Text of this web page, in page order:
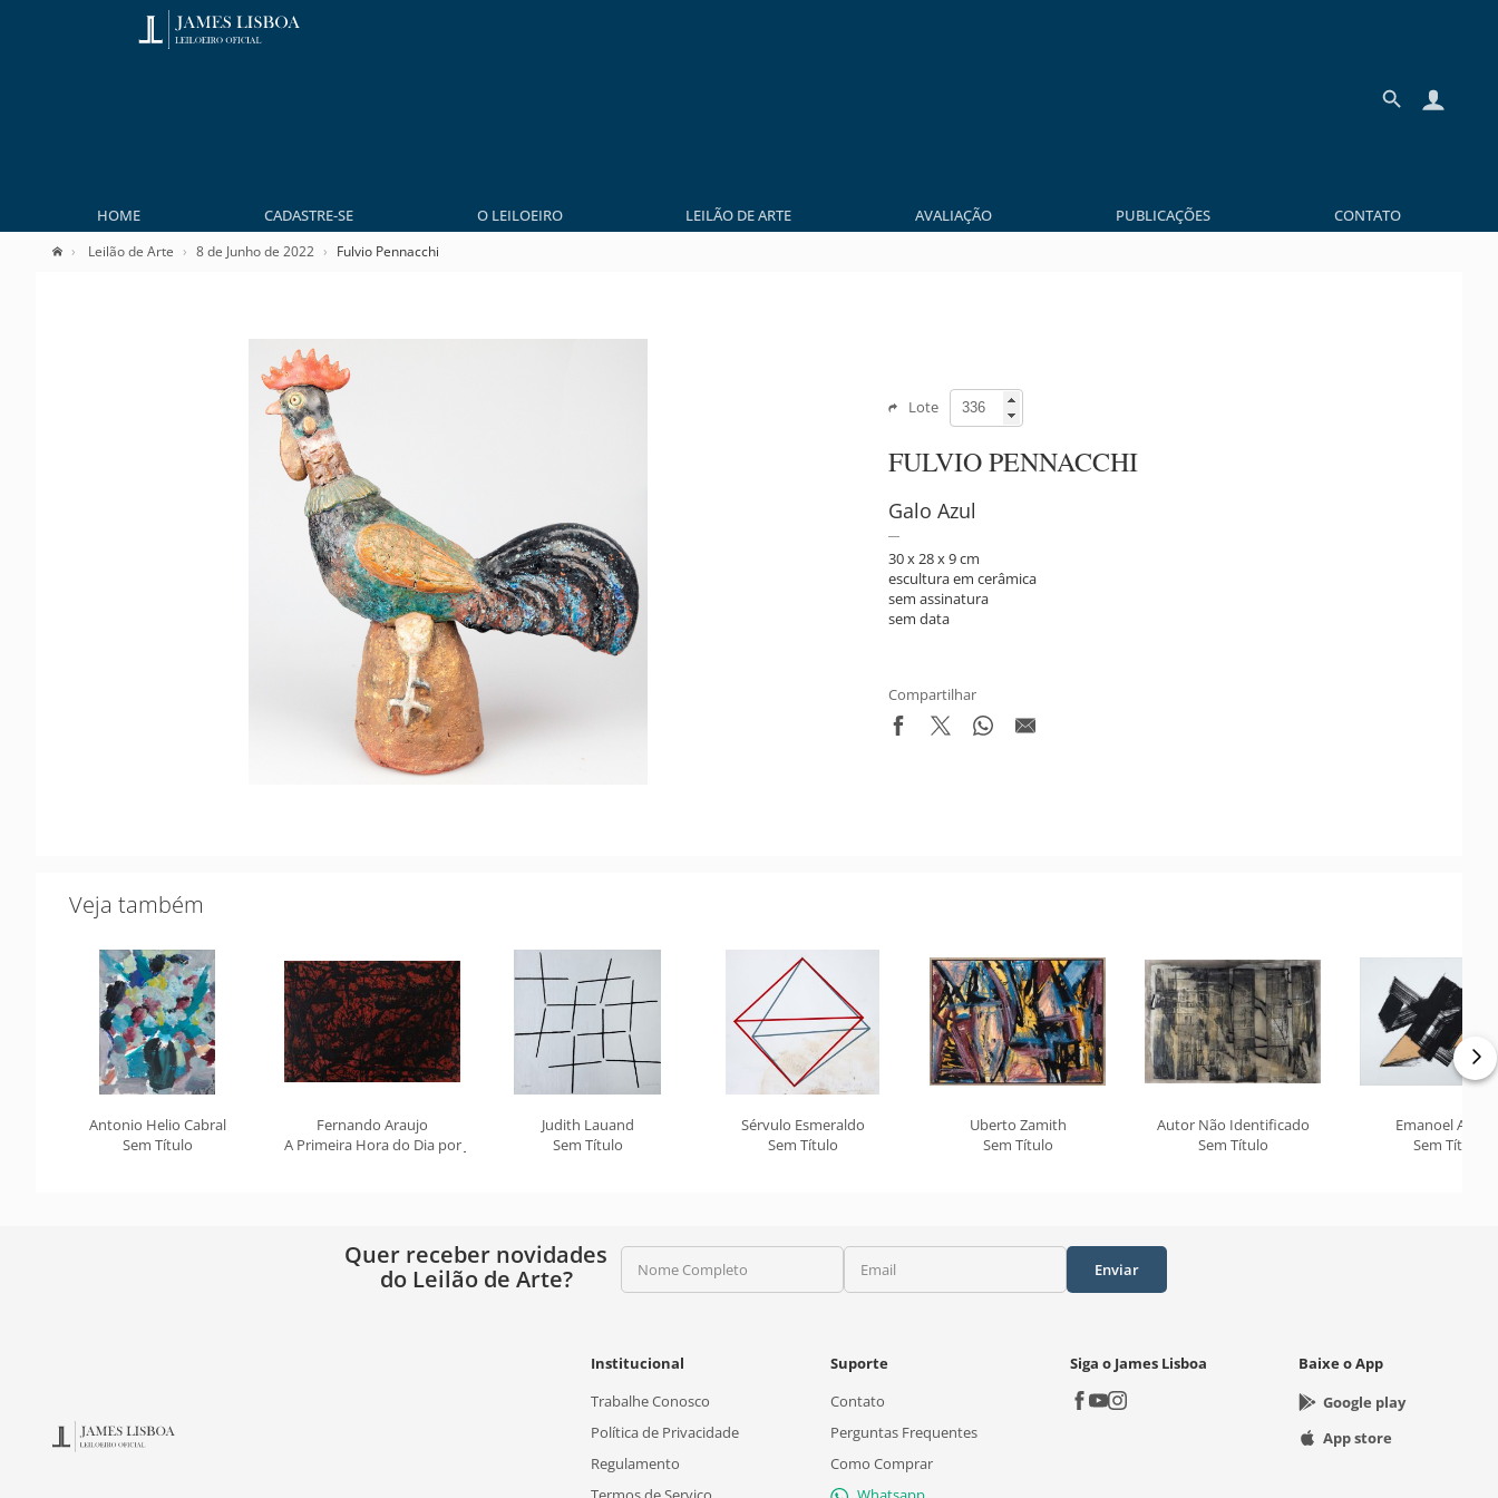
HOME CADASTRE-SE O LEILOEIRO LEILÃO DE ARTE AVALIAÇÃO PUBLICAÇÕES CONTATO
Leilão de Arte 8 de Junho de 2022 Fulvio Pennacchi
Lote
FULVIO PENNACCHI
Galo Azul
30 x 28 x 9 cm
escultura em cerâmica
sem assinatura
sem data
Compartilhar
Veja também
Antonio Helio Cabral
Sem Título
Fernando Araujo
A Primeira Hora do Dia por Jacob
Judith Lauand
Sem Título
Sérvulo Esmeraldo
Sem Título
Uberto Zamith
Sem Título
Autor Não Identificado
Sem Título
Emanoel
Sem Título
Quer receber novidades
do Leilão de Arte?
Nome Completo Email Enviar
Institucional
Trabalhe Conosco
Política de Privacidade
Regulamento
Suporte
Contato
Perguntas Frequentes
Como Comprar
Siga o James Lisboa
Baixe o App
Google play
App store